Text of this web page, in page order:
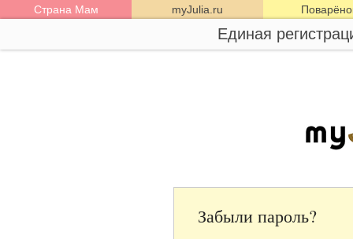
Страна Мам myJulia.ru
Единая
Забыли пароль?